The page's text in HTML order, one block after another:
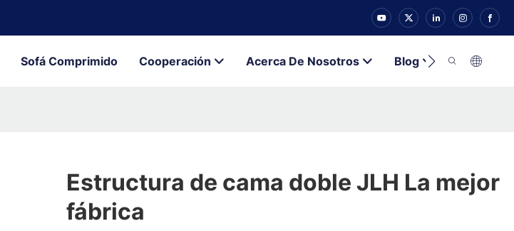
Sofá Comprimido Cooperación Acerca De Nosotros Blog Contacto
Estructura de cama doble JLH La mejor
fábrica